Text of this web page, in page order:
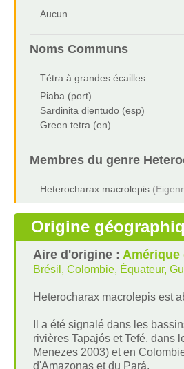
Aucun
Noms Communs
Tétra à grandes écailles
Piaba (port)
Sardinita dientudo (esp)
Green tetra (en)
Membres du genre
Heterocharax macrolepis
Origine
Aire d'origine : Amérique
Brésil, Colombie, Équateur,
Heterocharax macrolepis est
Il a été signalé dans les
rivières Tapajós et Tefé, dans
Menezes 2003) et en
d'Amazonas et du Pará.